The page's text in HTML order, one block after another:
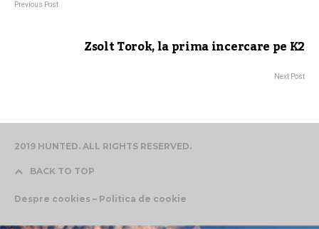
Previous Post
Zsolt Torok, la prima incercare pe K2
Next Post
2019 HUNTED. ALL RIGHTS RESERVED.
BACK TO TOP
Despre cookies – Politica de cookie